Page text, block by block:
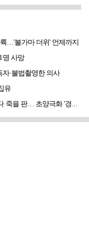
…'불가마 더위' 언제까지
명 사망
·불법촬영한 의사
유
[부동산 양극화] 서울 집값 잡으려다 지방 다 죽을 판… 초양극화 '경고등'